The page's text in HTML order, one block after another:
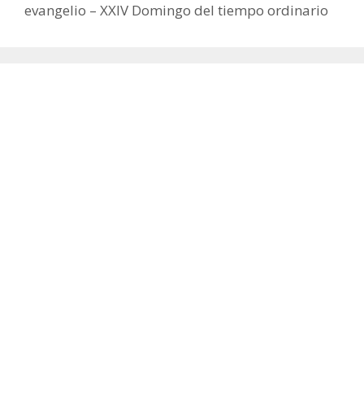
evangelio – XXIV Domingo del tiempo ordinario